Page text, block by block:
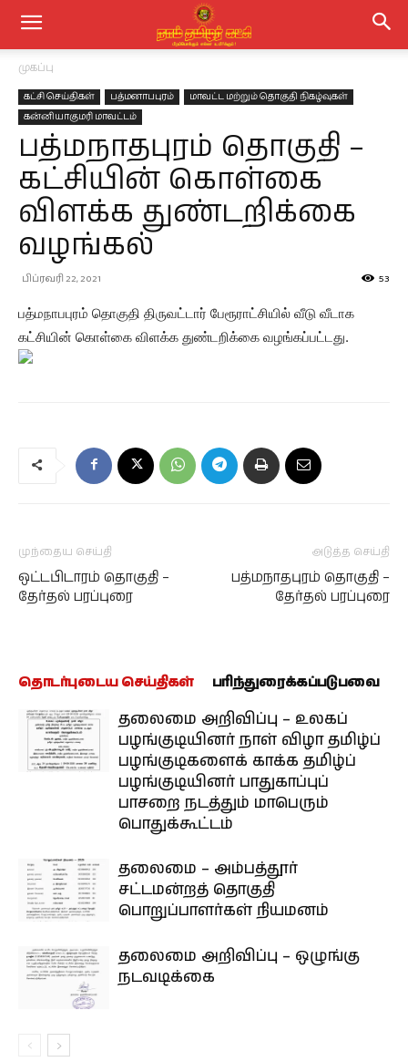
முகப்பு
கட்சி செய்திகள் பத்மனாபபுரம்
மாவட்ட மற்றும் தொகுதி நிகழ்வுகள்
கன்னியாகுமரி மாவட்டம்
பத்மநாதபுரம் தொகுதி –
கட்சியின் கொள்கை
விளக்க துண்டறிக்கை
வழங்கல்
பிப்ரவரி 22, 2021 53
பத்மநாபபுரம் தொகுதி திருவட்டார் பேரூராட்சியில் வீடு வீடாக
கட்சியின் கொள்கை விளக்க துண்டறிக்கை வழங்கப்பட்டது.
முந்தைய செய்தி
ஒட்டபிடாரம் தொகுதி –
தேர்தல் பரப்புரை
அடுத்த செய்தி
பத்மநாதபுரம் தொகுதி –
தேர்தல் பரப்புரை
தொடர்புடைய செய்திகள் பரிந்துரைக்கப்படுபவை
தலைமை அறிவிப்பு – உலகப்
பழங்குடியினர் நாள் விழா தமிழ்ப்
பழங்குடிகளைக் காக்க தமிழ்ப்
பழங்குடியினர் பாதுகாப்புப்
பாசறை நடத்தும் மாபெரும்
பொதுக்கூட்டம்
தலைமை – அம்பத்தூர்
சட்டமன்றத் தொகுதி
பொறுப்பாளர்கள் நியமனம்
தலைமை அறிவிப்பு – ஒழுங்கு
நடவடிக்கை